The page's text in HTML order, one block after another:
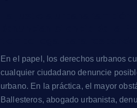
En el papel, los derechos urbanos
cualquier ciudadano denuncie
urbano. En la práctica, el mayor
Ballesteros, abogado urbanista,